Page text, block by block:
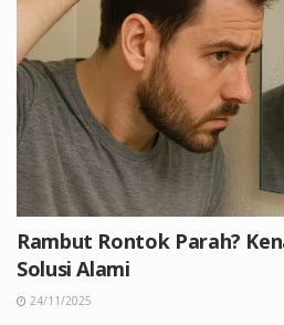
Rambut Rontok Parah?
Solusi Alami
24/11/2025